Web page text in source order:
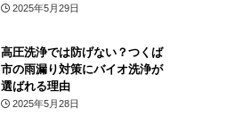
2025年5月29日
高圧洗浄では防げない？つくば
市の雨漏り対策にバイオ洗浄が
選ばれる理由
2025年5月28日